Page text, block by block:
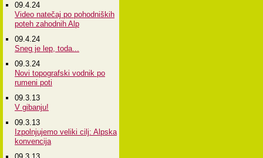
09.4.24
Video natečaj po pohodniških
poteh zahodnih Alp
09.4.24
Sneg je lep, toda...
09.3.24
Novi topografski vodnik po
rumeni poti
09.3.13
V gibanju!
09.3.13
Izpolnjujemo veliki cilj: Alpska
konvencija